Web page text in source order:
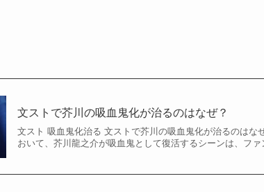
文ストで芥川の吸血鬼化が治るのはなぜ？
文スト 吸血鬼化治る 文ストで芥川の吸血鬼化が治るのはな
おいて、芥川龍之介が吸血鬼として復活するシーンは、ファ